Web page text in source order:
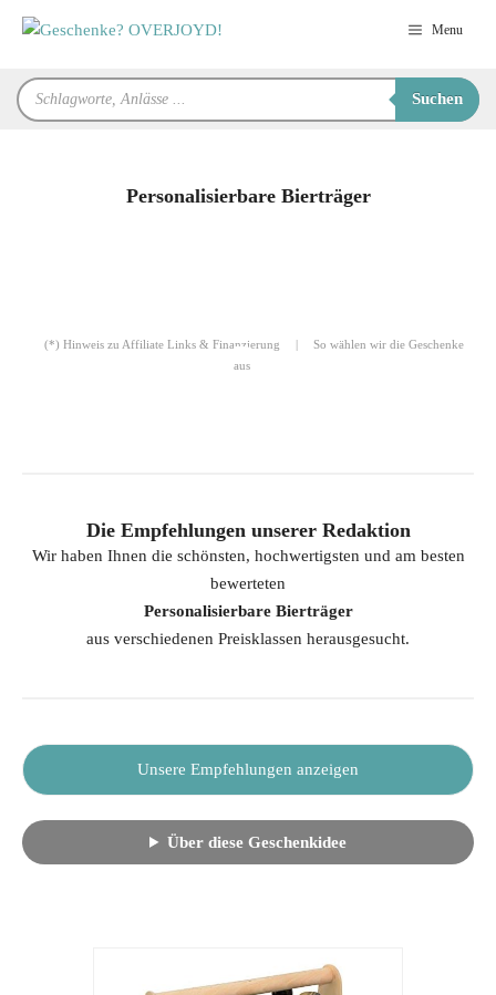
Inhalt
Menu
Products
search
Suchen
Personalisierbare Bierträger
(*) Hinweis zu Affiliate Links & Finanzierung |
So wählen wir die Geschenke
aus
Die Empfehlungen unserer Redaktion
Wir haben Ihnen die schönsten, hochwertigsten und am besten
bewerteten
Personalisierbare Bierträger
aus verschiedenen Preisklassen herausgesucht.
Unsere Empfehlungen anzeigen
Über diese Geschenkidee